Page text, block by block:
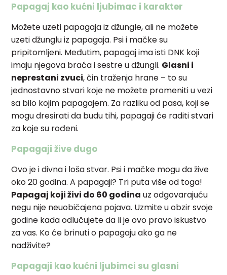
Papagaj kao kućni ljubimac i karakter
Možete uzeti papagaja iz džungle, ali ne možete
uzeti džunglu iz papagaja. Psi i mačke su
pripitomljeni. Međutim, papagaj ima isti DNK koji
imaju njegova braća i sestre u džungli. Glasni i
neprestani zvuci, čin traženja hrane – to su
jednostavno stvari koje ne možete promeniti u vezi
sa bilo kojim papagajem. Za razliku od pasa, koji se
mogu dresirati da budu tihi, papagaji će raditi stvari
za koje su rođeni.
Papagaji žive dugo
Ovo je i divna i loša stvar. Psi i mačke mogu da žive
oko 20 godina. A papagaji? Tri puta više od toga!
Papagaj koji živi do 60 godina uz odgovarajuću
negu nije neuobičajena pojava. Uzmite u obzir svoje
godine kada odlučujete da li je ovo pravo iskustvo
za vas. Ko će brinuti o papagaju ako ga ne
nadživite?
Papagaji kao kućni ljubimci su glasni